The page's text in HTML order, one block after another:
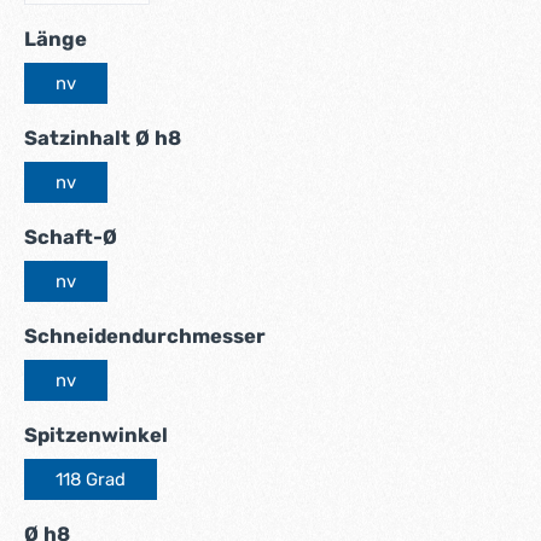
Längeauswählen
nv
Satzinhalt Ø h8auswählen
nv
Schaft-Ø
nv
Schneidendurchmesserauswählen
nv
Spitzenwinkel
118 Grad
Ø h8auswählen